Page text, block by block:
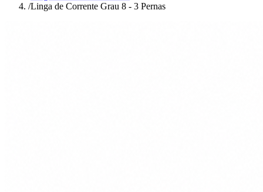
/Linga de Corrente Grau 8 - 3 Pernas